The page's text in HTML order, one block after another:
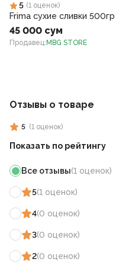
5 (1 оценок)
Frima сухие сливки 500гр
45 000 сум
Продавец: MBG STORE
Отзывы о товаре
5 (1 оценок)
Показать по рейтингу
Все отзывы(1 оценок)
5(1 оценок)
4(0 оценок)
3(0 оценок)
2(0 оценок)